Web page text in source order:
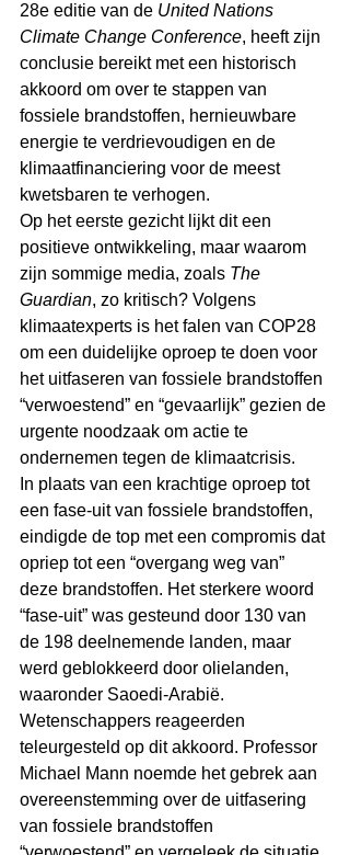
28e editie van de United Nations
Climate Change Conference, heeft zijn
conclusie bereikt met een historisch
akkoord om over te stappen van
fossiele brandstoffen, hernieuwbare
energie te verdrievoudigen en de
klimaatfinanciering voor de meest
kwetsbaren te verhogen.
Op het eerste gezicht lijkt dit een
positieve ontwikkeling, maar waarom
zijn sommige media, zoals The
Guardian, zo kritisch? Volgens
klimaatexperts is het falen van COP28
om een duidelijke oproep te doen voor
het uitfaseren van fossiele brandstoffen
“verwoestend” en “gevaarlijk” gezien de
urgente noodzaak om actie te
ondernemen tegen de klimaatcrisis.
In plaats van een krachtige oproep tot
een fase-uit van fossiele brandstoffen,
eindigde de top met een compromis dat
opriep tot een “overgang weg van”
deze brandstoffen. Het sterkere woord
“fase-uit” was gesteund door 130 van
de 198 deelnemende landen, maar
werd geblokkeerd door olielanden,
waaronder Saoedi-Arabië.
Wetenschappers reageerden
teleurgesteld op dit akkoord. Professor
Michael Mann noemde het gebrek aan
overeenstemming over de uitfasering
van fossiele brandstoffen